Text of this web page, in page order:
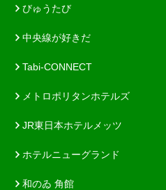
びゅうたび
中央線が好きだ
Tabi-CONNECT
メトロポリタンホテルズ
JR東日本ホテルメッツ
ホテルニューグランド
和のゐ 角館